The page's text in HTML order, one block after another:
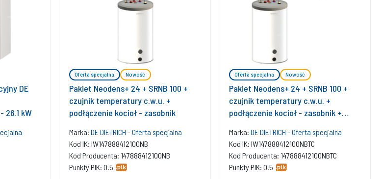
DE
26.1 kW
Oferta specjalna Nowość
Pakiet Neodens+ 24 + SRNB 100 +
czujnik temperatury c.w.u. +
podłączenie kocioł - zasobnik
Marka: DE DIETRICH - Oferta specjalna
Kod IK: IW147888412100NB
Kod Producenta: 147888412100NB
Punkty PIK: 0.5
Oferta specjalna Nowość
Pakiet Neodens+ 24 + SRNB 100 +
czujnik temperatury c.w.u. +
podłączenie kocioł - zasobnik +
Marka: DE DIETRICH - Oferta specjalna
Kod IK: IW147888412100NBTC
Kod Producenta: 147888412100NBTC
Punkty PIK: 0.5